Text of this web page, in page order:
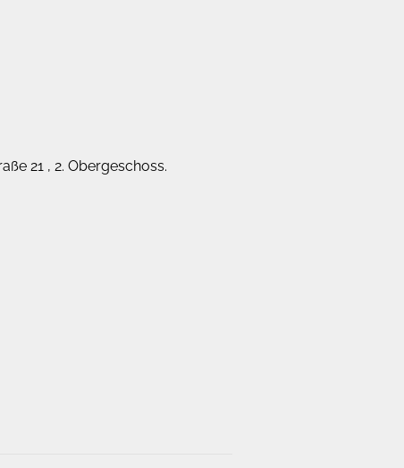
21 , 2. Obergeschoss.